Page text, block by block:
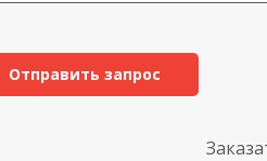
Отправить запрос